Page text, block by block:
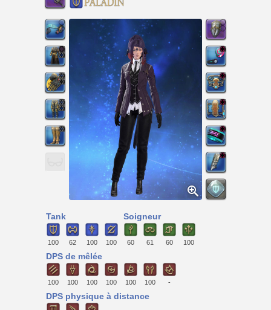
Tank
100 62 100 100
Soigneur
60 61 60 100
DPS de mêlée
100 100 100 100 100 100 -
DPS physique à distance